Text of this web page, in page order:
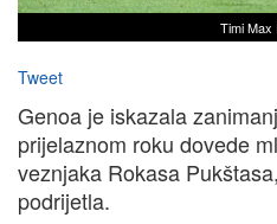
Timi Max
Tweet
Genoa je iskazala
prijelaznom roku dovede
veznjaka Rokasa
podrijetla.